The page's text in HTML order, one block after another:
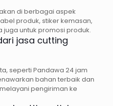
di berbagai aspek
produk, stiker kemasan,
juga untuk promosi produk.
jasa cutting
seperti Pandawa 24 jam
bahan terbaik dan
pengiriman ke